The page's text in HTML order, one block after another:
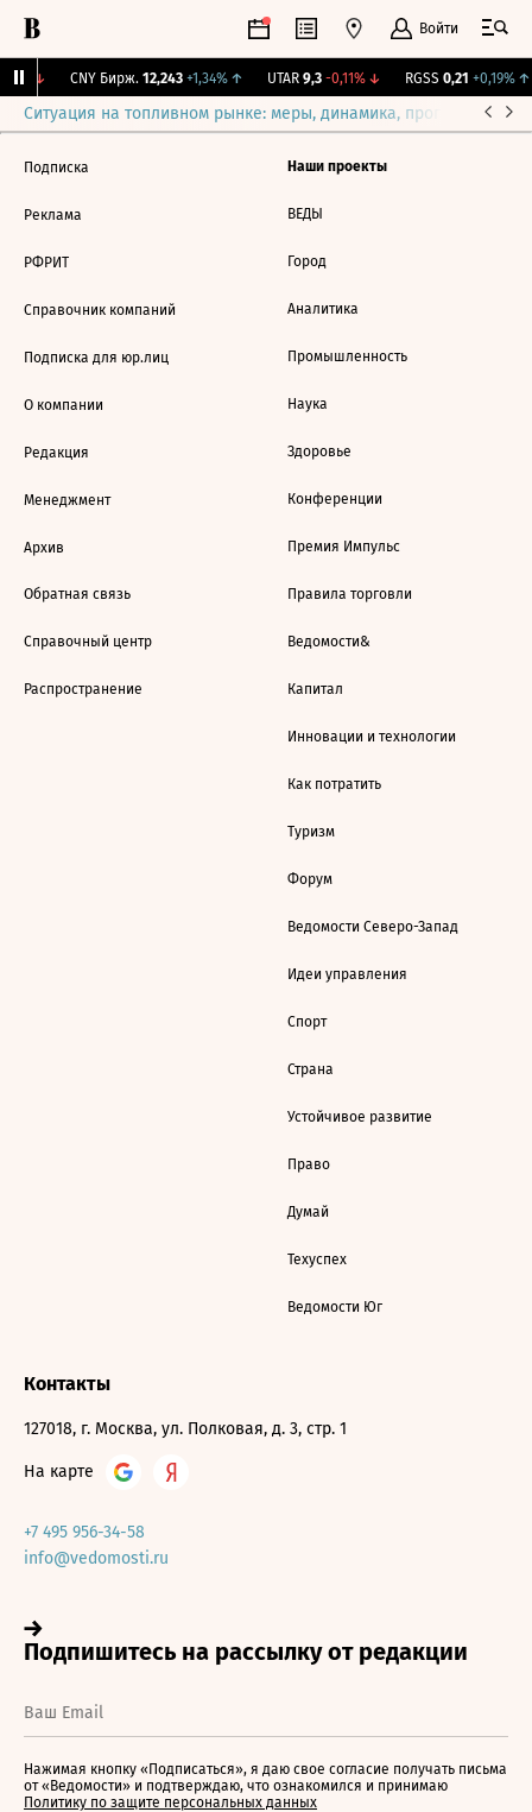
Войти
↓ CNY Бирж. 12,243 +1,34%↑ UTAR 9,3 -0,11%↓ RGSS 0,21 +0,19%↑
Ситуация на топливном рынке: меры, динамика, прогнозы
Подписка
Реклама
РФРИТ
Справочник компаний
Подписка для юр.лиц
О компании
Редакция
Менеджмент
Архив
Обратная связь
Справочный центр
Распространение
Наши проекты
ВЕДЫ
Город
Аналитика
Промышленность
Наука
Здоровье
Конференции
Премия Импульс
Правила торговли
Ведомости&
Капитал
Инновации и технологии
Как потратить
Туризм
Форум
Ведомости Северо-Запад
Идеи управления
Спорт
Страна
Устойчивое развитие
Право
Думай
Техуспех
Ведомости Юг
Контакты
127018, г. Москва, ул. Полковая, д. 3, стр. 1
На карте
+7 495 956-34-58
info@vedomosti.ru
Нажимая кнопку «Подписаться», я даю свое согласие получать письма
от «Ведомости» и подтверждаю, что ознакомился и принимаю
Политику по защите персональных данных